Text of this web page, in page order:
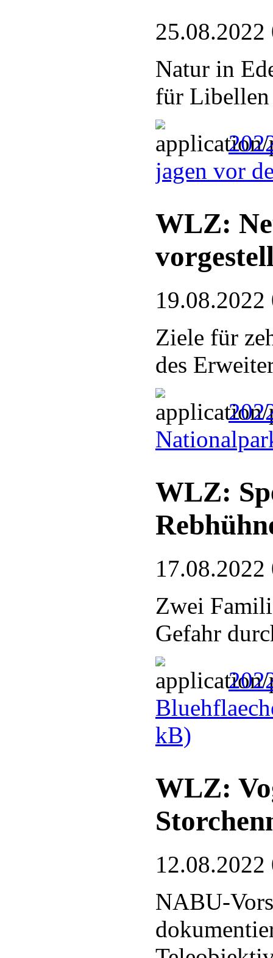
25.08.2022
Natur in
für Libellen
jagen vor
WLZ:
19.08.2022
Ziele für
des
WLZ:
17.08.2022
Zwei
Gefahr
kB)
WLZ:
12.08.2022
NABU-